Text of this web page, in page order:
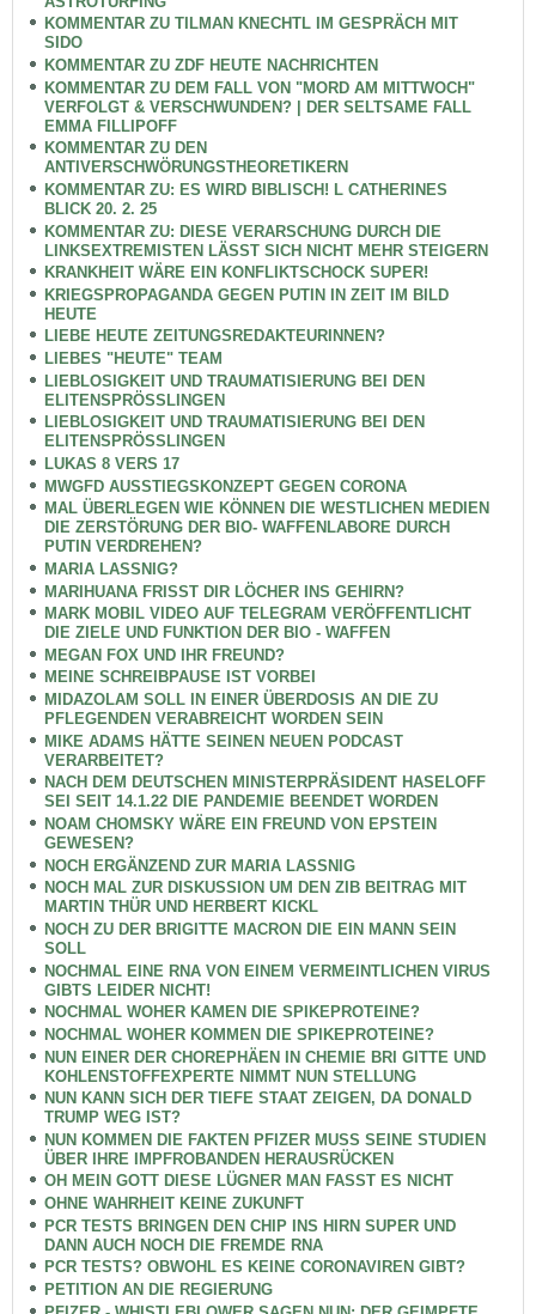
KOMMENTAR ZU TILMAN KNECHTL IM GESPRÄCH MIT
SIDO
KOMMENTAR ZU ZDF HEUTE NACHRICHTEN
KOMMENTAR ZU DEM FALL VON "MORD AM MITTWOCH"
VERFOLGT & VERSCHWUNDEN? | DER SELTSAME FALL
EMMA FILLIPOFF
KOMMENTAR ZU DEN
ANTIVERSCHWÖRUNGSTHEORETIKERN
KOMMENTAR ZU: ES WIRD BIBLISCH! L CATHERINES
BLICK 20. 2. 25
KOMMENTAR ZU: DIESE VERARSCHUNG DURCH DIE
LINKSEXTREMISTEN LÄSST SICH NICHT MEHR STEIGERN
KRANKHEIT WÄRE EIN KONFLIKTSCHOCK SUPER!
KRIEGSPROPAGANDA GEGEN PUTIN IN ZEIT IM BILD
HEUTE
LIEBE HEUTE ZEITUNGSREDAKTEURINNEN?
LIEBES "HEUTE" TEAM
LIEBLOSIGKEIT UND TRAUMATISIERUNG BEI DEN
ELITENSPRÖSSLINGEN
LIEBLOSIGKEIT UND TRAUMATISIERUNG BEI DEN
ELITENSPRÖSSLINGEN
LUKAS 8 VERS 17
MWGFD AUSSTIEGSKONZEPT GEGEN CORONA
MAL ÜBERLEGEN WIE KÖNNEN DIE WESTLICHEN MEDIEN
DIE ZERSTÖRUNG DER BIO- WAFFENLABORE DURCH
PUTIN VERDREHEN?
MARIA LASSNIG?
MARIHUANA FRISST DIR LÖCHER INS GEHIRN?
MARK MOBIL VIDEO AUF TELEGRAM VERÖFFENTLICHT
DIE ZIELE UND FUNKTION DER BIO - WAFFEN
MEGAN FOX UND IHR FREUND?
MEINE SCHREIBPAUSE IST VORBEI
MIDAZOLAM SOLL IN EINER ÜBERDOSIS AN DIE ZU
PFLEGENDEN VERABREICHT WORDEN SEIN
MIKE ADAMS HÄTTE SEINEN NEUEN PODCAST
VERARBEITET?
NACH DEM DEUTSCHEN MINISTERPRÄSIDENT HASELOFF
SEI SEIT 14.1.22 DIE PANDEMIE BEENDET WORDEN
NOAM CHOMSKY WÄRE EIN FREUND VON EPSTEIN
GEWESEN?
NOCH ERGÄNZEND ZUR MARIA LASSNIG
NOCH MAL ZUR DISKUSSION UM DEN ZIB BEITRAG MIT
MARTIN THÜR UND HERBERT KICKL
NOCH ZU DER BRIGITTE MACRON DIE EIN MANN SEIN
SOLL
NOCHMAL EINE RNA VON EINEM VERMEINTLICHEN VIRUS
GIBTS LEIDER NICHT!
NOCHMAL WOHER KAMEN DIE SPIKEPROTEINE?
NOCHMAL WOHER KOMMEN DIE SPIKEPROTEINE?
NUN EINER DER CHOREPHÄEN IN CHEMIE BRI GITTE UND
KOHLENSTOFFEXPERTE NIMMT NUN STELLUNG
NUN KANN SICH DER TIEFE STAAT ZEIGEN, DA DONALD
TRUMP WEG IST?
NUN KOMMEN DIE FAKTEN PFIZER MUSS SEINE STUDIEN
ÜBER IHRE IMPFROBANDEN HERAUSRÜCKEN
OH MEIN GOTT DIESE LÜGNER MAN FASST ES NICHT
OHNE WAHRHEIT KEINE ZUKUNFT
PCR TESTS BRINGEN DEN CHIP INS HIRN SUPER UND
DANN AUCH NOCH DIE FREMDE RNA
PCR TESTS? OBWOHL ES KEINE CORONAVIREN GIBT?
PETITION AN DIE REGIERUNG